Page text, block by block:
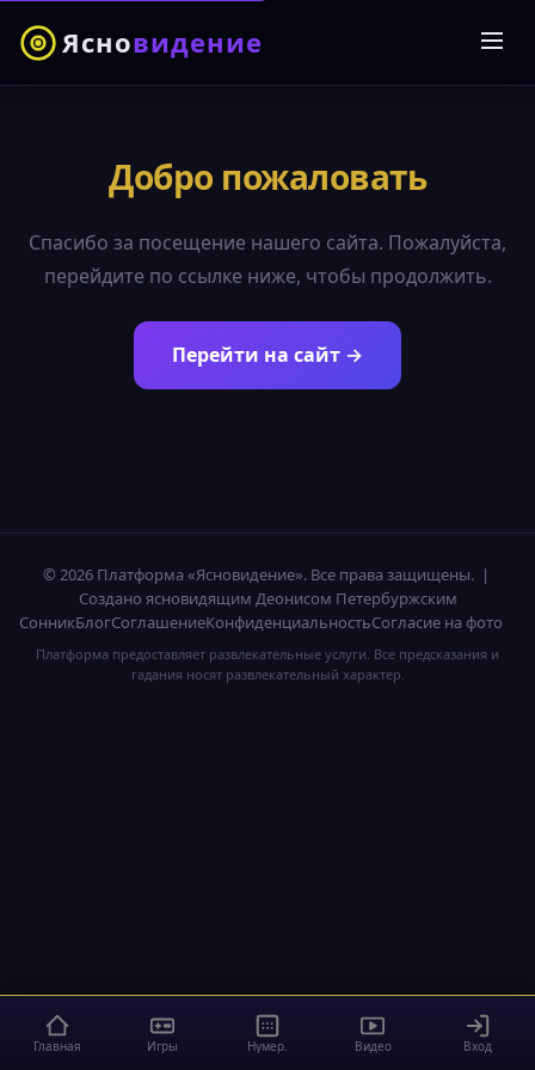
Ясновидение
Добро пожаловать
Спасибо за посещение нашего сайта. Пожалуйста,
перейдите по ссылке ниже, чтобы продолжить.
Перейти на сайт →
© 2026 Платформа «Ясновидение». Все права защищены. |
Создано ясновидящим Деонисом Петербуржским
СонникБлогСоглашениеКонфиденциальностьСогласие на фото
Платформа предоставляет развлекательные услуги. Все предсказания и
гадания носят развлекательный характер.
Главная Игры Нумер. Видео Вход